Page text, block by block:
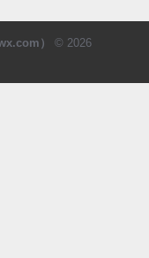
）
© 2026